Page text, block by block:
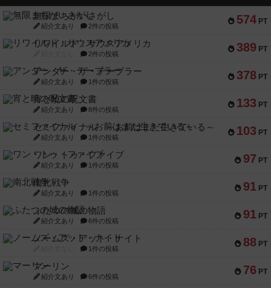
574 PT
無限まちがいさがし
紹介文あり 2件の投稿
389 PT
リワイルド：サウスアメリカ
2件の投稿
378 PT
アンダー・ザ・テーブラー
紹介文あり 1件の投稿
133 PT
宵と暁の呪文書
紹介文あり 8件の投稿
103 PT
セミファイナル ～お前はまだ生きている～
紹介文あり 1件の投稿
97 PT
ワン・トゥ・ファイブ
紹介文あり 1件の投稿
91 PT
南北戦争
紹介文あり 1件の投稿
91 PT
ふたつの城の物語
紹介文あり 6件の投稿
88 PT
ノームズ・アット・ナイト
1件の投稿
76 PT
マーリン
紹介文あり 6件の投稿